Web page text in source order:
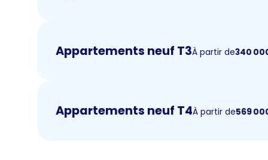
Appartements neuf T3À partir de340
Appartements neuf T4À partir de569